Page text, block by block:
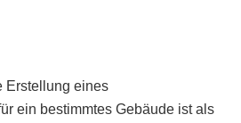
Erstellung eines
ein bestimmtes Gebäude ist als